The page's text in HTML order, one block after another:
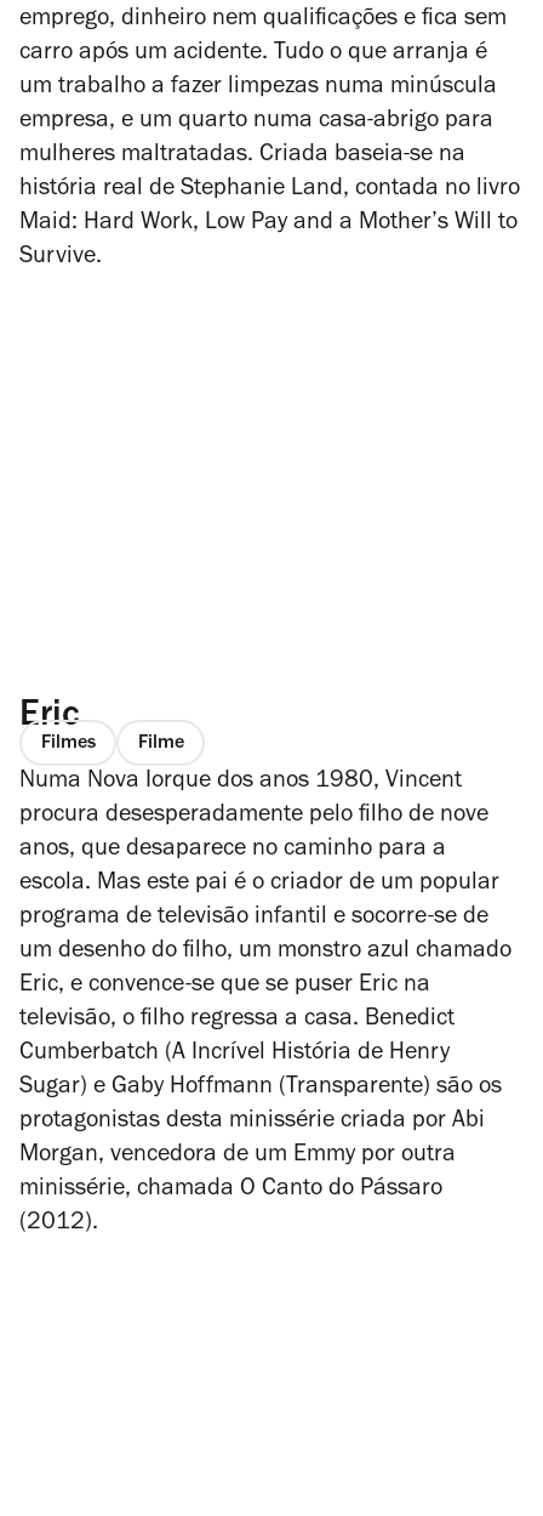
emprego, dinheiro nem qualificações e fica sem
carro após um acidente. Tudo o que arranja é
um trabalho a fazer limpezas numa minúscula
empresa, e um quarto numa casa-abrigo para
mulheres maltratadas. Criada baseia-se na
história real de Stephanie Land, contada no livro
Maid: Hard Work, Low Pay and a Mother’s Will to
Survive.
Eric
Filmes Filme
Numa Nova Iorque dos anos 1980, Vincent
procura desesperadamente pelo filho de nove
anos, que desaparece no caminho para a
escola. Mas este pai é o criador de um popular
programa de televisão infantil e socorre-se de
um desenho do filho, um monstro azul chamado
Eric, e convence-se que se puser Eric na
televisão, o filho regressa a casa. Benedict
Cumberbatch (A Incrível História de Henry
Sugar) e Gaby Hoffmann ( Transparente) são os
protagonistas desta minissérie criada por Abi
Morgan, vencedora de um Emmy por outra
minissérie, chamada O Canto do Pássaro
(2012).